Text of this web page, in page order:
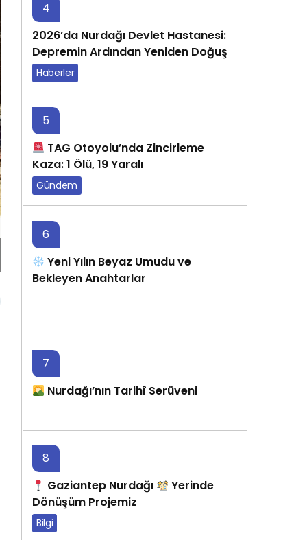
4
2026’da Nurdağı Devlet Hastanesi:
Depremin Ardından Yeniden Doğuş
Haberler
5
TAG Otoyolu’nda Zincirleme
Kaza: 1 Ölü, 19 Yaralı
Gündem
6
Yeni Yılın Beyaz Umudu ve
Bekleyen Anahtarlar
7
Nurdağı’nın Tarihî Serüveni
8
Gaziantep Nurdağı
Yerinde
Dönüşüm Projemiz
Bilgi